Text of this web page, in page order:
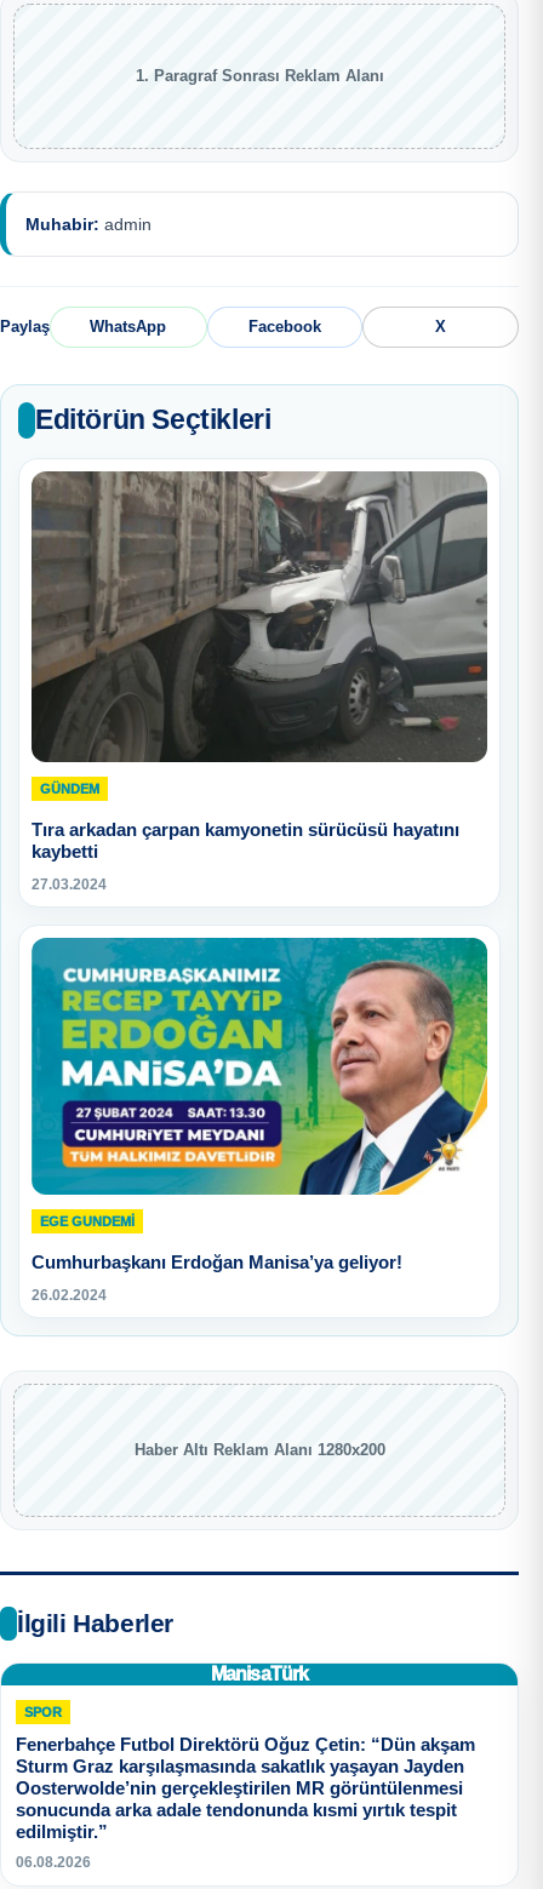
1. Paragraf Sonrası Reklam Alanı
Muhabir: admin
Paylaş WhatsApp Facebook X
Editörün Seçtikleri
GÜNDEM
Tıra arkadan çarpan kamyonetin sürücüsü hayatını
kaybetti
27.03.2024
EGE GUNDEMİ
Cumhurbaşkanı Erdoğan Manisa’ya geliyor!
26.02.2024
Haber Altı Reklam Alanı 1280x200
İlgili Haberler
ManisaTürk
SPOR
Fenerbahçe Futbol Direktörü Oğuz Çetin: “Dün akşam
Sturm Graz karşılaşmasında sakatlık yaşayan Jayden
Oosterwolde’nin gerçekleştirilen MR görüntülenmesi
sonucunda arka adale tendonunda kısmi yırtık tespit
edilmiştir.”
06.08.2026